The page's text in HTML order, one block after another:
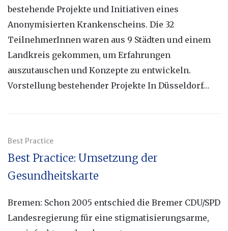
bestehende Projekte und Initiativen eines
Anonymisierten Krankenscheins. Die 32
TeilnehmerInnen waren aus 9 Städten und einem
Landkreis gekommen, um Erfahrungen
auszutauschen und Konzepte zu entwickeln.
Vorstellung bestehender Projekte In Düsseldorf…
Best Practice
Best Practice: Umsetzung der
Gesundheitskarte
Bremen: Schon 2005 entschied die Bremer CDU/SPD
Landesregierung für eine stigmatisierungsarme,